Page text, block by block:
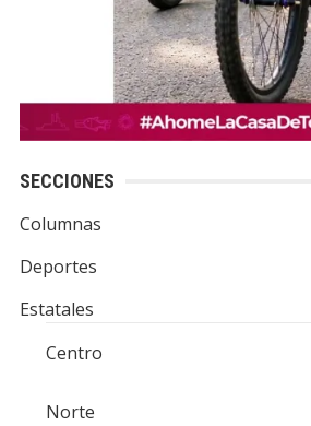
SECCIONES
Columnas
Deportes
Estatales
Centro
Norte